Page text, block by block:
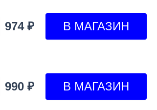
974 ₽
990 ₽